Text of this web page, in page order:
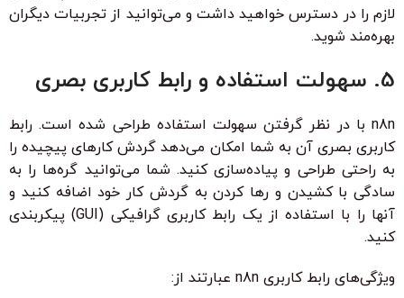
لازم را در دسترس خواهید داشت و می‌توانید از تجربیات دیگران
بهره‌مند شوید.
5. سهولت استفاده و رابط کاربری بصری
n8n با در نظر گرفتن سهولت استفاده طراحی شده است. رابط
کاربری بصری آن به شما امکان می‌دهد گردش کارهای پیچیده را
به راحتی طراحی و پیاده‌سازی کنید. شما می‌توانید گره‌ها را به
سادگی با کشیدن و رها کردن به گردش کار خود اضافه کنید و
آنها را با استفاده از یک رابط کاربری گرافیکی (GUI) پیکربندی
کنید.
ویژگی‌های رابط کاربری n8n عبارتند از: